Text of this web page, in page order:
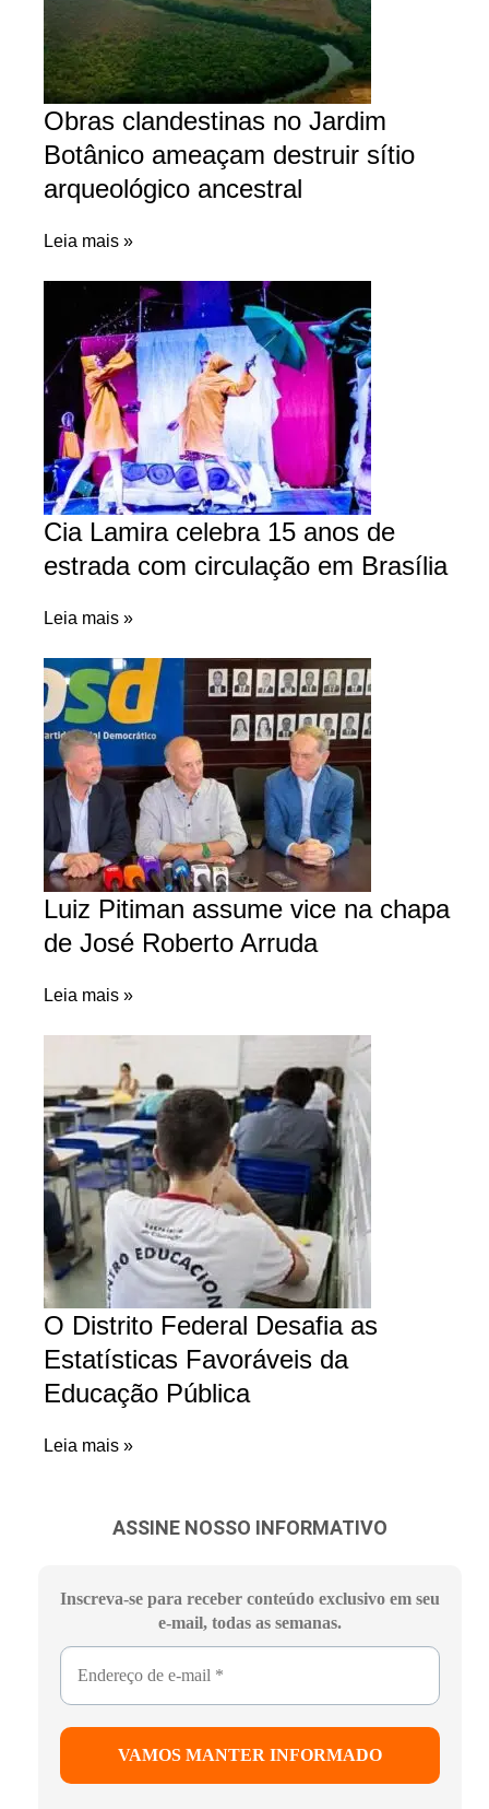
Obras clandestinas no Jardim
Botânico ameaçam destruir sítio
arqueológico ancestral
Leia mais »
Cia Lamira celebra 15 anos de
estrada com circulação em Brasília
Leia mais »
Luiz Pitiman assume vice na chapa
de José Roberto Arruda
Leia mais »
O Distrito Federal Desafia as
Estatísticas Favoráveis da
Educação Pública
Leia mais »
ASSINE NOSSO INFORMATIVO
Inscreva-se para receber conteúdo exclusivo em seu
e-mail, todas as semanas.